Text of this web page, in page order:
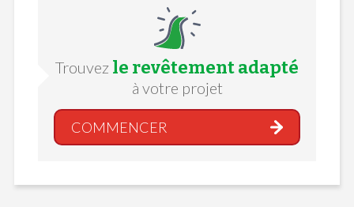
Trouvez le revêtement adapté
à votre projet
COMMENCER